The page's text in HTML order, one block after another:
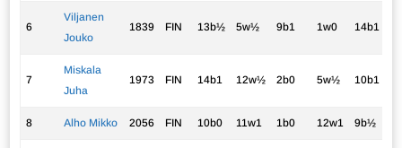
6
Viljanen
Jouko
1839 FIN 13b½ 5w½ 9b1 1w0 14b1
7
Miskala
Juha
1973 FIN 14b1 12w½ 2b0 5w½ 10b1
8 Alho Mikko 2056 FIN 10b0 11w1 1b0 12w1 9b½